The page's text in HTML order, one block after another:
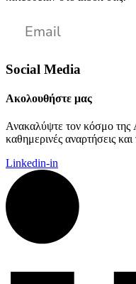
Social Media
Ακολουθήστε μας
Ανακαλύψτε τον κόσμο
καθημερινές αναρτήσεις και
Linkedin-in